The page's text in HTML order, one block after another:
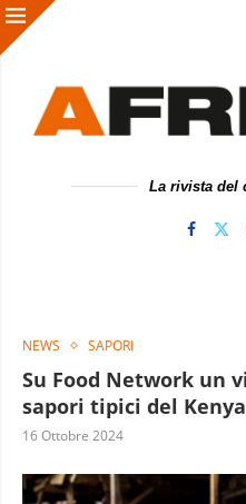
La rivista del
NEWS SAPORI
Su Food Network un
sapori tipici del Kenya
16 Ottobre 2024